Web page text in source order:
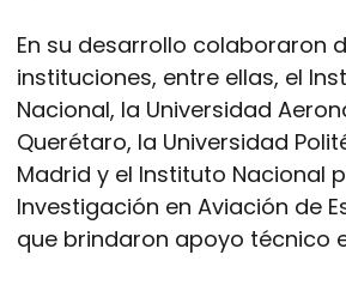
En su desarrollo colaboraron
instituciones, entre ellas, el
Nacional, la Universidad
Querétaro, la Universidad
Madrid y el Instituto Nacional
Investigación en Aviación de
que brindaron apoyo técnico